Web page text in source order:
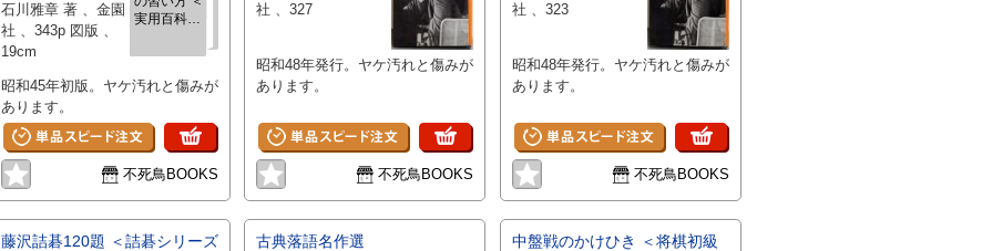
実用百科選
石川雅章 著 、金園
社 、343p 図版 、
19cm
昭和45年初版。ヤケ汚れと傷みが
あります。
不死鳥BOOKS
社 、327
昭和48年発行。ヤケ汚れと傷みが
あります。
不死鳥BOOKS
社 、323
昭和48年発行。ヤケ汚れと傷みが
あります。
不死鳥BOOKS
藤沢詰碁120題 ＜詰碁シリーズ
古典落語名作選
中盤戦のかけひき ＜将棋初級